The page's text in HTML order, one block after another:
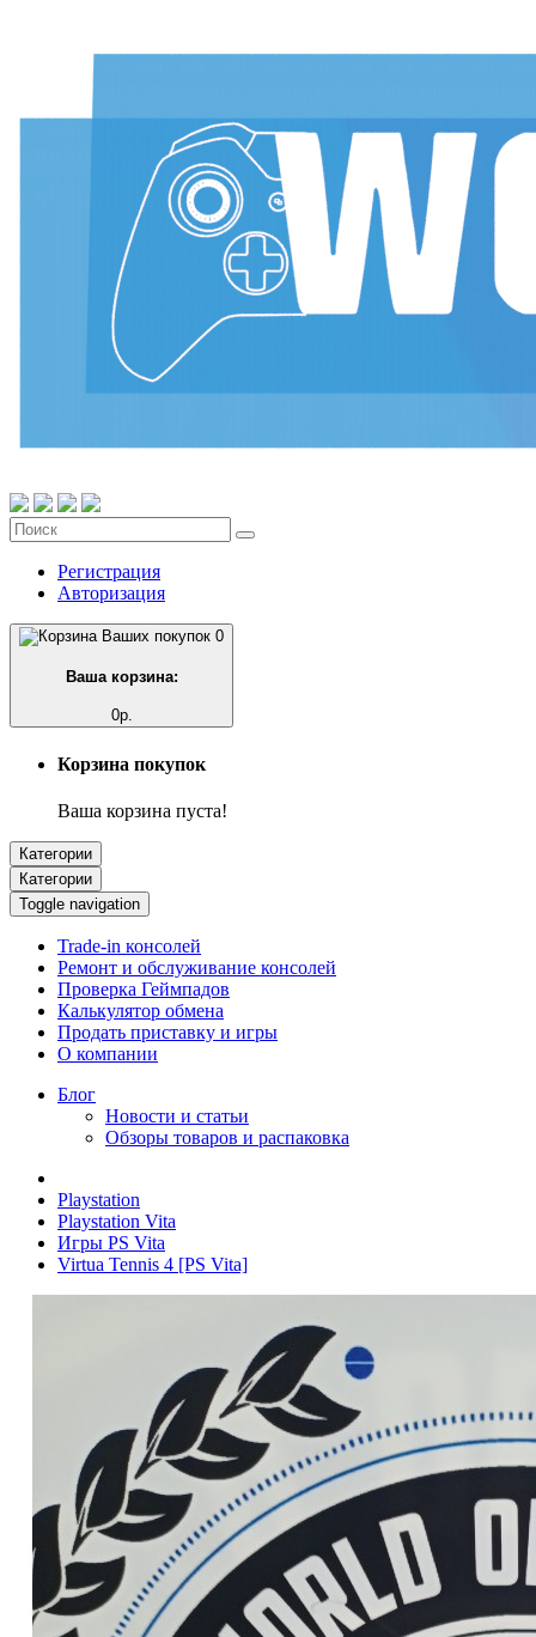
Регистрация
Авторизация
0
Ваша корзина:
0р.
Корзина покупок
Ваша корзина пуста!
Категории
Категории
Toggle navigation
Trade-in консолей
Ремонт и обслуживание консолей
Проверка Геймпадов
Калькулятор обмена
Продать приставку и игры
О компании
Блог
Новости и статьи
Обзоры товаров и распаковка
Playstation
Playstation Vita
Игры PS Vita
Virtua Tennis 4 [PS Vita]